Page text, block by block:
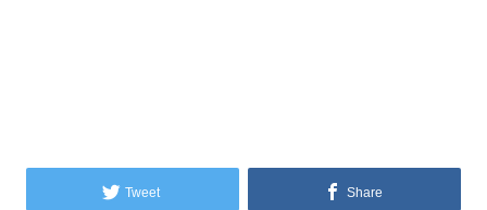
Tweet Share